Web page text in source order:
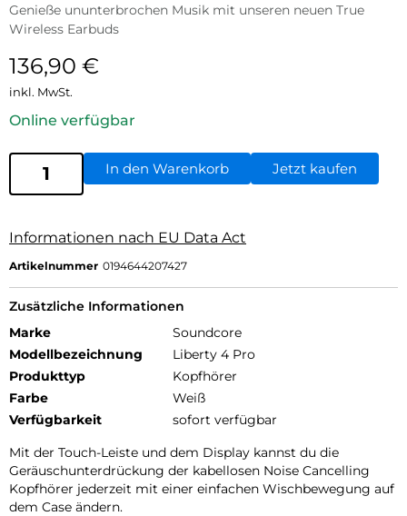
Genieße ununterbrochen Musik mit unseren neuen True
Wireless Earbuds
136,90 €
inkl. MwSt.
Online verfügbar
In den Warenkorb Jetzt kaufen
Informationen nach EU Data Act
Artikelnummer 0194644207427
Zusätzliche Informationen
Marke
Soundcore
Modellbezeichnung
Liberty 4 Pro
Produkttyp
Kopfhörer
Farbe
Weiß
Verfügbarkeit
sofort verfügbar
Mit der Touch-Leiste und dem Display kannst du die
Geräuschunterdrückung der kabellosen Noise Cancelling
Kopfhörer jederzeit mit einer einfachen Wischbewegung auf
dem Case ändern.